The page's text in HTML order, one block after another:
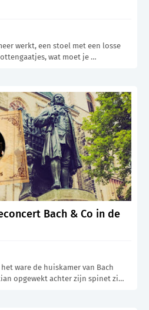
werkt, een stoel met een losse
wat moet je …
Bach & Co in de
ware de huiskamer van Bach
opgewekt achter zijn spinet zi…